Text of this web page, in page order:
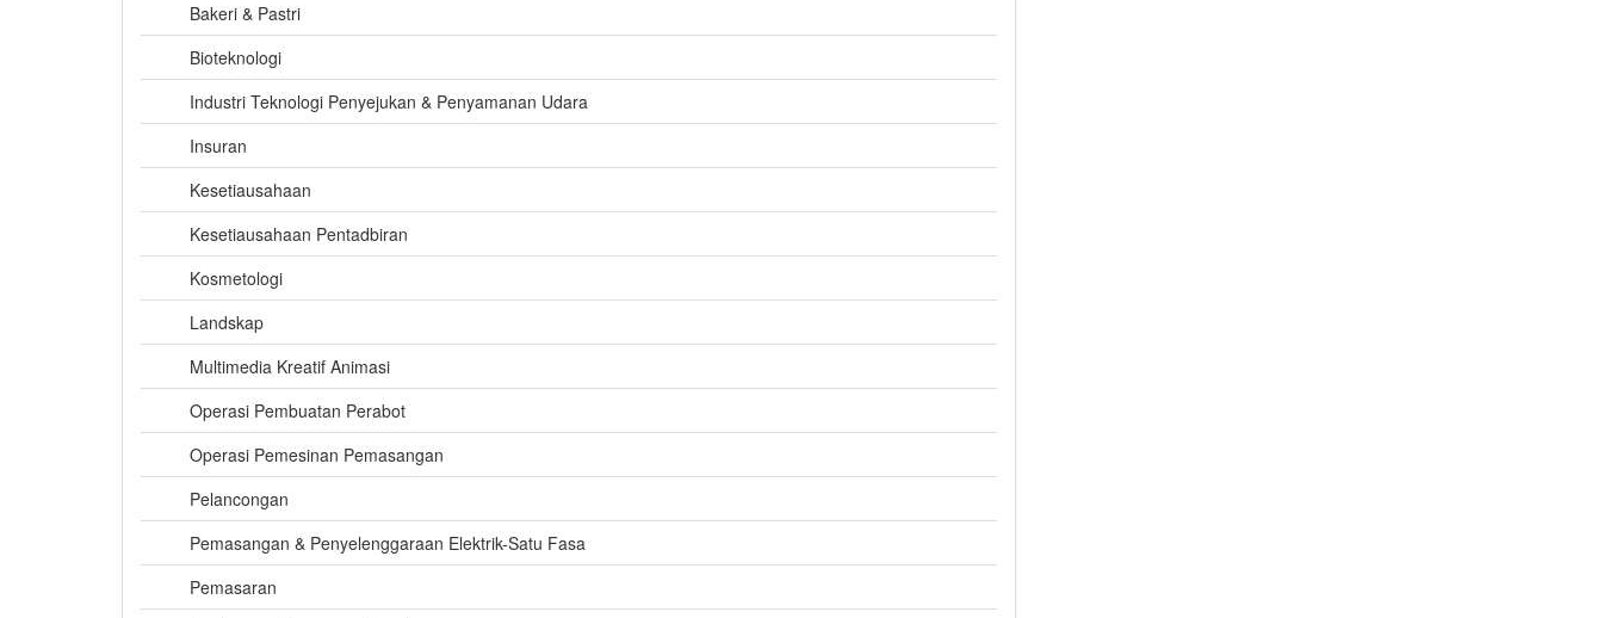
Bakeri & Pastri
Bioteknologi
Industri Teknologi Penyejukan & Penyamanan Udara
Insuran
Kesetiausahaan
Kesetiausahaan Pentadbiran
Kosmetologi
Landskap
Multimedia Kreatif Animasi
Operasi Pembuatan Perabot
Operasi Pemesinan Pemasangan
Pelancongan
Pemasangan & Penyelenggaraan Elektrik-Satu Fasa
Pemasaran